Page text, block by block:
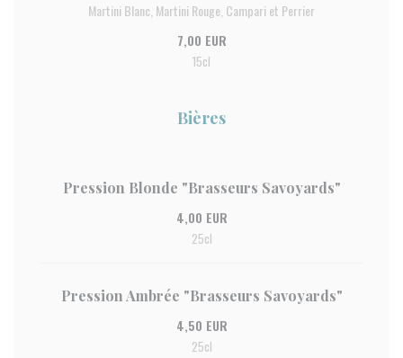
Martini Blanc, Martini Rouge, Campari et Perrier
7,00 EUR
15cl
Bières
Pression Blonde "Brasseurs Savoyards"
4,00 EUR
25cl
Pression Ambrée "Brasseurs Savoyards"
4,50 EUR
25cl